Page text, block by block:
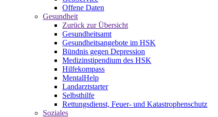
Offene Daten
Gesundheit
Zurück zur Übersicht
Gesundheitsamt
Gesundheitsangebote im HSK
Bündnis gegen Depression
Medizinstipendium des HSK
Hilfekompass
MentalHelp
Landarztstarter
Selbsthilfe
Rettungsdienst, Feuer- und Katastrophenschutz
Soziales